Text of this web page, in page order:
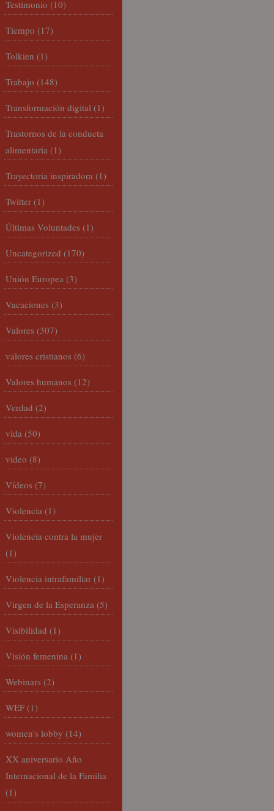
Testimonio (10)
Tiempo (17)
Tolkien (1)
Trabajo (148)
Transformación digital (1)
Trastornos de la conducta
alimentaria (1)
Trayectoria inspiradora (1)
Twitter (1)
Últimas Voluntades (1)
Uncategorized (170)
Unión Europea (3)
Vacaciones (3)
Valores (307)
valores cristianos (6)
Valores humanos (12)
Verdad (2)
vida (50)
video (8)
Vídeos (7)
Violencia (1)
Violencia contra la mujer
(1)
Violencia intrafamiliar (1)
Virgen de la Esperanza (5)
Visibilidad (1)
Visión femenina (1)
Webinars (2)
WEF (1)
women's lobby (14)
XX aniversario Año
Internacional de la Familia
(1)